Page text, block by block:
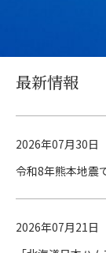
最新情報
2026年07月30日
令和8年熊本地震
2026年07月21日